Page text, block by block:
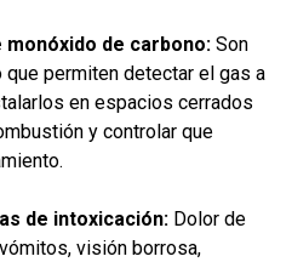
de carbono: Son
permiten detectar el gas a
en espacios cerrados
y controlar que
de intoxicación: Dolor de
visión borrosa,